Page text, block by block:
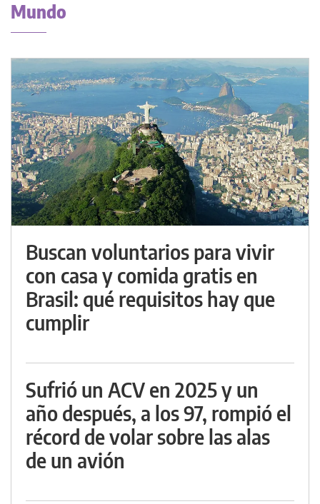
Mundo
Buscan voluntarios para vivir
con casa y comida gratis en
Brasil: qué requisitos hay que
cumplir
Sufrió un ACV en 2025 y un
año después, a los 97, rompió el
récord de volar sobre las alas
de un avión